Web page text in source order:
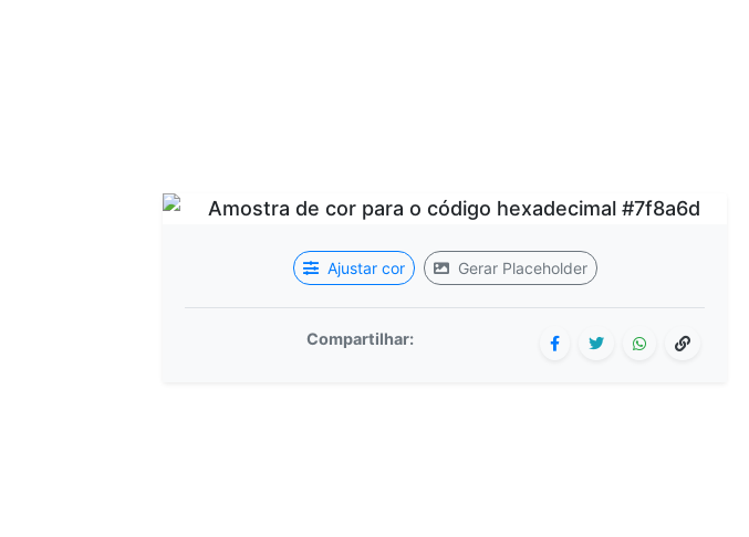
Ajustar cor Gerar Placeholder
Compartilhar: